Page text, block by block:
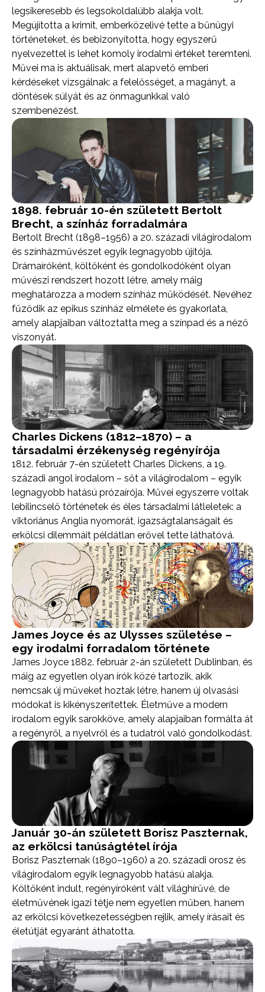
legsikeresebb és legsokoldalúbb alakja volt.
Megújította a krimit, emberközelivé tette a bűnügyi
történeteket, és bebizonyította, hogy egyszerű
nyelvezettel is lehet komoly irodalmi értéket teremteni.
Művei ma is aktuálisak, mert alapvető emberi
kérdéseket vizsgálnak: a felelősséget, a magányt, a
döntések súlyát és az önmagunkkal való
szembenézést.
1898. február 10-én született Bertolt
Brecht, a színház forradalmára
Bertolt Brecht (1898–1956) a 20. századi világirodalom
és színházművészet egyik legnagyobb újítója.
Drámaíróként, költőként és gondolkodóként olyan
művészi rendszert hozott létre, amely máig
meghatározza a modern színház működését. Nevéhez
fűződik az epikus színház elmélete és gyakorlata,
amely alapjaiban változtatta meg a színpad és a néző
viszonyát.
Charles Dickens (1812–1870) – a
társadalmi érzékenység regényírója
1812. február 7-én született Charles Dickens, a 19.
századi angol irodalom – sőt a világirodalom – egyik
legnagyobb hatású prózaírója. Művei egyszerre voltak
lebilincselő történetek és éles társadalmi látleletek: a
viktoriánus Anglia nyomorát, igazságtalanságait és
erkölcsi dilemmáit példátlan erővel tette láthatóvá.
James Joyce és az Ulysses születése –
egy irodalmi forradalom története
James Joyce 1882. február 2-án született Dublinban, és
máig az egyetlen olyan írók közé tartozik, akik
nemcsak új műveket hoztak létre, hanem új olvasási
módokat is kikényszerítettek. Életműve a modern
irodalom egyik sarokköve, amely alapjaiban formálta át
a regényről, a nyelvről és a tudatról való gondolkodást.
Január 30-án született Borisz Paszternak,
az erkölcsi tanúságtétel írója
Borisz Paszternak (1890–1960) a 20. századi orosz és
világirodalom egyik legnagyobb hatású alakja.
Költőként indult, regényíróként vált világhírűvé, de
életművének igazi tétje nem egyetlen műben, hanem
az erkölcsi következetességben rejlik, amely írásait és
életútját egyaránt áthatotta.